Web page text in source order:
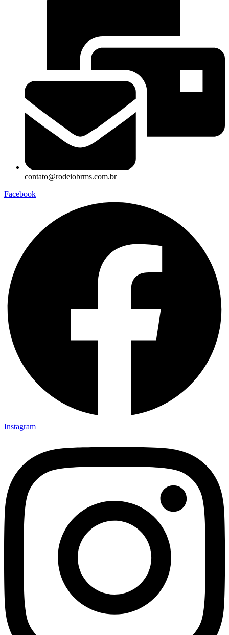
contato@rodeiobrms.com.br
Facebook
Instagram